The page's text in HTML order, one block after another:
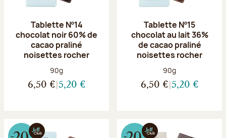
Tablette Nº14
chocolat noir 60% de
cacao praliné
noisettes rocher
Poids net :
90g
6,50 € 5,20 €
Tablette Nº15
chocolat au lait 36%
de cacao praliné
noisettes rocher
Poids net :
90g
6,50 € 5,20 €